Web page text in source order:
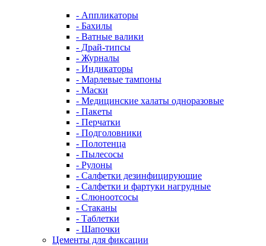
- Аппликаторы
- Бахилы
- Ватные валики
- Драй-типсы
- Журналы
- Индикаторы
- Марлевые тампоны
- Маски
- Медицинские халаты одноразовые
- Пакеты
- Перчатки
- Подголовники
- Полотенца
- Пылесосы
- Рулоны
- Салфетки дезинфицирующие
- Салфетки и фартуки нагрудные
- Слюноотсосы
- Стаканы
- Таблетки
- Шапочки
Цементы для фиксации